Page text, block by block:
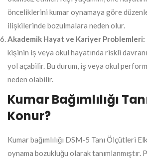
önceliklerini kumar oynamaya göre
ilişkilerinde bozulmalara neden olur.
Akademik Hayat ve Kariyer Problemleri:
kişinin iş veya okul hayatında riskli
yol açabilir. Bu durum, iş veya okul
neden olabilir.
Kumar Bağımlılığı
Konur?
Kumar bağımlılığı DSM-5 Tanı Ölçütleri
oynama bozukluğu olarak